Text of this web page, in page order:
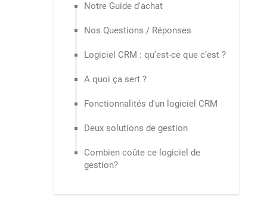
Notre Guide d'achat
Nos Questions / Réponses
Logiciel CRM : qu’est-ce que c’est ?
A quoi ça sert ?
Fonctionnalités d'un logiciel CRM
Deux solutions de gestion
Combien coûte ce logiciel de
gestion?